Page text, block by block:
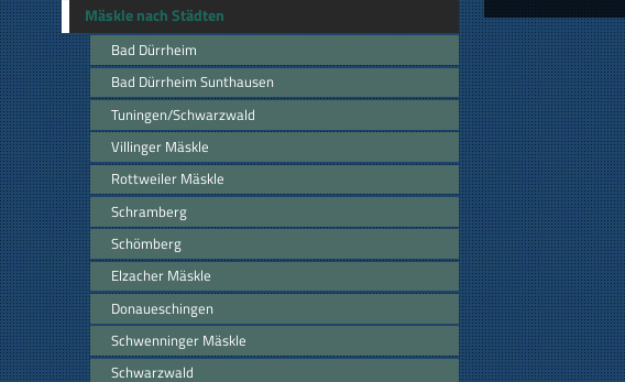
Mäskle nach Städten
Bad Dürrheim
Bad Dürrheim Sunthausen
Tuningen/Schwarzwald
Villinger Mäskle
Rottweiler Mäskle
Schramberg
Schömberg
Elzacher Mäskle
Donaueschingen
Schwenninger Mäskle
Schwarzwald